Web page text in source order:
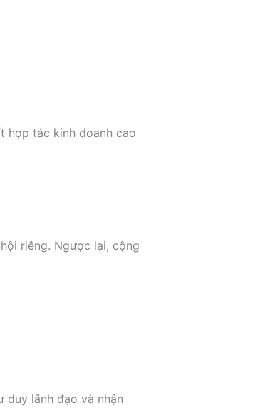
hợp tác kinh doanh cao
riêng. Ngược lại, cộng
duy lãnh đạo và nhận